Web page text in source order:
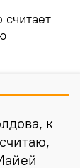
считает
к